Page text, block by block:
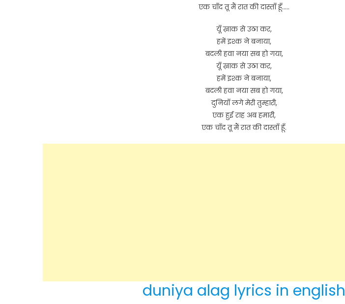
एक चाँद तू मैं रात की दास्ताँ हूँ…..
यूँ ख़ाक से उठा कर,
हमें इश्क ने बनाया,
बदली हवा नया सब हो गया,
यूँ ख़ाक से उठा कर,
हमें इश्क ने बनाया,
बदली हवा नया सब हो गया,
दुनियाँ लगे मेरी तुम्हारी,
एक हुई राह अब हमारी,
एक चाँद तू मैं रात की दास्ताँ हूँ.
duniya alag lyrics in english